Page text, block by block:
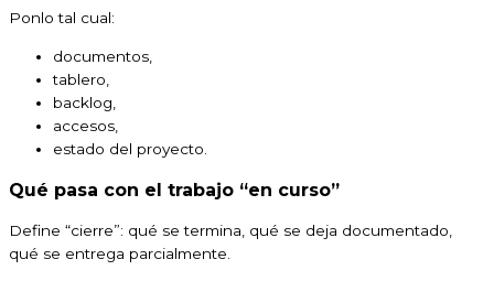
Ponlo tal cual:
documentos,
tablero,
backlog,
accesos,
estado del proyecto.
Qué pasa con el trabajo “en curso”
Define “cierre”: qué se termina, qué se deja documentado,
qué se entrega parcialmente.